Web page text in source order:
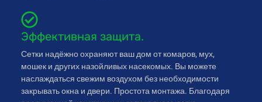
Эффективная защита.
Сетки надёжно охраняют ваш дом от комаров, мух,
мошек и других назойливых насекомых. Вы можете
наслаждаться свежим воздухом без необходимости
закрывать окна и двери. Простота монтажа. Благодаря